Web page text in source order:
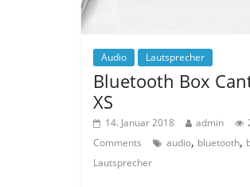
Audio Lautsprecher
Bluetooth Box
XS
14. Januar 2018 admin
Comments
audio, bluetooth,
Lautsprecher